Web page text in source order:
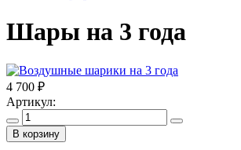
Шары на 3 года
4 700 ₽
Артикул:
В корзину